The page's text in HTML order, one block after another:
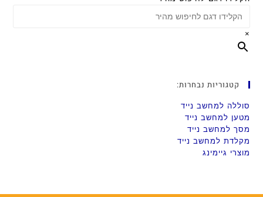
×
קטגוריות נבחרות:
סוללה למחשב נייד
מטען למחשב נייד
מסך למחשב נייד
מקלדת למחשב נייד
מוצרי גיימינג